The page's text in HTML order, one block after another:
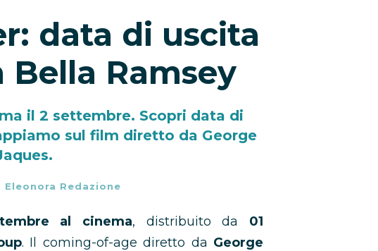
data di uscita
Ramsey
il 2 settembre. Scopri data di
sul film diretto da George
Eleonora Redazione
al cinema, distribuito da 01
. Il coming-of-age diretto da George